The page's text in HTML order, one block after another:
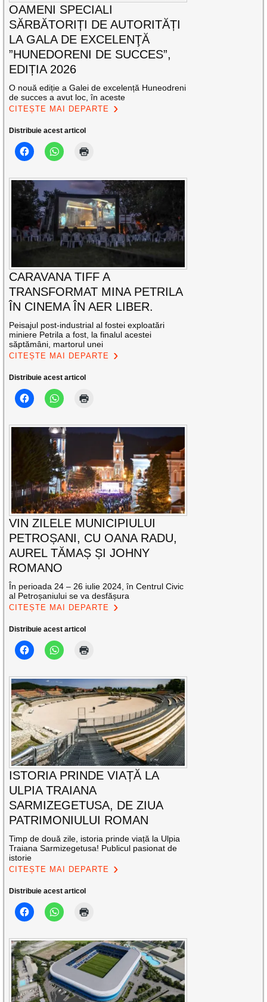
OAMENI SPECIALI
SĂRBĂTORIȚI DE AUTORITĂȚI
LA GALA DE EXCELENŢĂ
”HUNEDORENI DE SUCCES”,
EDIȚIA 2026
O nouă ediție a Galei de excelență Huneodreni
de succes a avut loc, în aceste
CITEȘTE MAI DEPARTE
Distribuie acest articol
CARAVANA TIFF A
TRANSFORMAT MINA PETRILA
ÎN CINEMA ÎN AER LIBER.
Peisajul post-industrial al fostei exploatări
miniere Petrila a fost, la finalul acestei
săptămâni, martorul unei
CITEȘTE MAI DEPARTE
Distribuie acest articol
VIN ZILELE MUNICIPIULUI
PETROȘANI, CU OANA RADU,
AUREL TĂMAȘ ȘI JOHNY
ROMANO
În perioada 24 – 26 iulie 2024, în Centrul Civic
al Petroșaniului se va desfășura
CITEȘTE MAI DEPARTE
Distribuie acest articol
ISTORIA PRINDE VIAȚĂ LA
ULPIA TRAIANA
SARMIZEGETUSA, DE ZIUA
PATRIMONIULUI ROMAN
Timp de două zile, istoria prinde viață la Ulpia
Traiana Sarmizegetusa! Publicul pasionat de
istorie
CITEȘTE MAI DEPARTE
Distribuie acest articol